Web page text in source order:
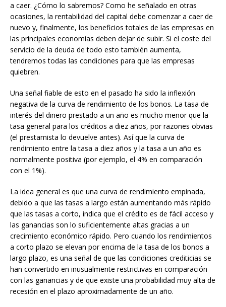
a caer. ¿Cómo lo sabremos? Como he señalado en otras
ocasiones, la rentabilidad del capital debe comenzar a caer de
nuevo y, finalmente, los beneficios totales de las empresas en
las principales economías deben dejar de subir. Si el coste del
servicio de la deuda de todo esto también aumenta,
tendremos todas las condiciones para que las empresas
quiebren.
Una señal fiable de esto en el pasado ha sido la inflexión
negativa de la curva de rendimiento de los bonos. La tasa de
interés del dinero prestado a un año es mucho menor que la
tasa general para los créditos a diez años, por razones obvias
(el prestamista lo devuelve antes). Así que la curva de
rendimiento entre la tasa a diez años y la tasa a un año es
normalmente positiva (por ejemplo, el 4% en comparación
con el 1%).
La idea general es que una curva de rendimiento empinada,
debido a que las tasas a largo están aumentando más rápido
que las tasas a corto, indica que el crédito es de fácil acceso y
las ganancias son lo suficientemente altas gracias a un
crecimiento económico rápido. Pero cuando los rendimientos
a corto plazo se elevan por encima de la tasa de los bonos a
largo plazo, es una señal de que las condiciones crediticias se
han convertido en inusualmente restrictivas en comparación
con las ganancias y de que existe una probabilidad muy alta de
recesión en el plazo aproximadamente de un año.